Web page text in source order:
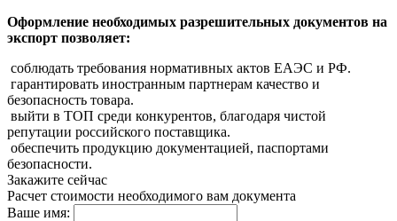
Оформление необходимых разрешительных документов на
экспорт позволяет:
соблюдать требования нормативных актов ЕАЭС и РФ.
гарантировать иностранным партнерам качество и
безопасность товара.
выйти в ТОП среди конкурентов, благодаря чистой
репутации российского поставщика.
обеспечить продукцию документацией, паспортами
безопасности.
Закажите сейчас
Расчет стоимости необходимого вам документа
Ваше имя: